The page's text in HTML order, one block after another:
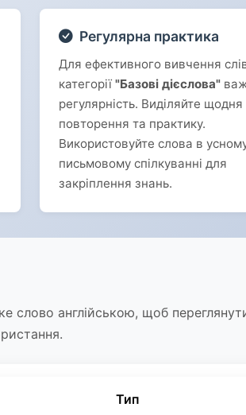
Регулярна практика
Для ефективного вивчення
категорії"Базові дієслова"
регулярність. Виділяйте
повторення та практику.
Використовуйте слова в
письмовому спілкуванні для
закріплення знань.
слово англійською, щоб
Тип